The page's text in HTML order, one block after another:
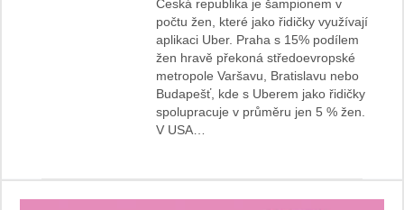
Česká republika je šampionem v
počtu žen, které jako řidičky využívají
aplikaci Uber. Praha s 15% podílem
žen hravě překoná středoevropské
metropole Varšavu, Bratislavu nebo
Budapešť, kde s Uberem jako řidičky
spolupracuje v průměru jen 5 % žen.
V USA…